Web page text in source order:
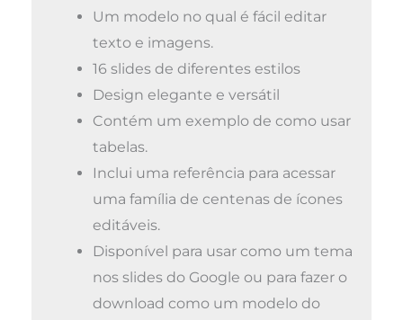
Um modelo no qual é fácil editar
texto e imagens.
16 slides de diferentes estilos
Design elegante e versátil
Contém um exemplo de como usar
tabelas.
Inclui uma referência para acessar
uma família de centenas de ícones
editáveis.
Disponível para usar como um tema
nos slides do Google ou para fazer o
download como um modelo do